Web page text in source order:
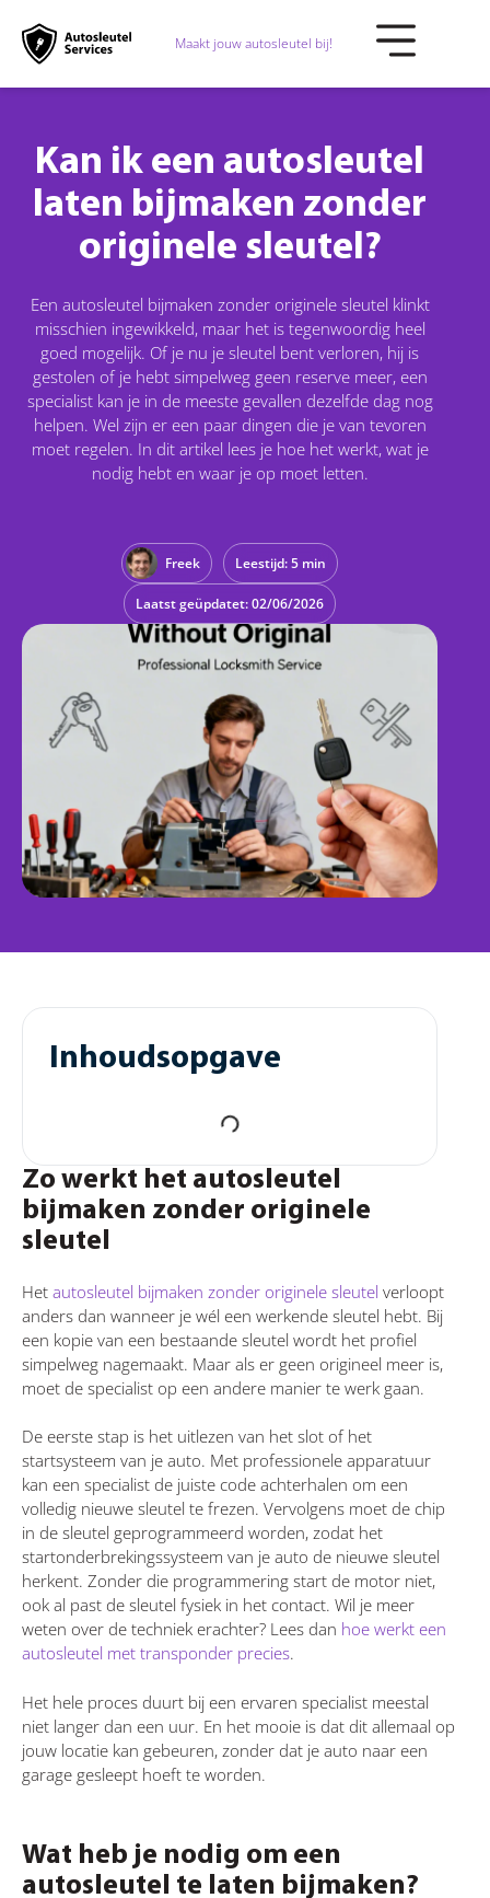
Maakt jouw autosleutel bij!
Kan ik een autosleutel
laten bijmaken zonder
originele sleutel?
Een autosleutel bijmaken zonder originele sleutel klinkt
misschien ingewikkeld, maar het is tegenwoordig heel
goed mogelijk. Of je nu je sleutel bent verloren, hij is
gestolen of je hebt simpelweg geen reserve meer, een
specialist kan je in de meeste gevallen dezelfde dag nog
helpen. Wel zijn er een paar dingen die je van tevoren
moet regelen. In dit artikel lees je hoe het werkt, wat je
nodig hebt en waar je op moet letten.
Freek Leestijd: 5 min
Laatst geüpdatet: 02/06/2026
Zo werkt het autosleutel
bijmaken zonder originele
sleutel
Het autosleutel bijmaken zonder originele sleutel verloopt
anders dan wanneer je wél een werkende sleutel hebt. Bij
een kopie van een bestaande sleutel wordt het profiel
simpelweg nagemaakt. Maar als er geen origineel meer is,
moet de specialist op een andere manier te werk gaan.
De eerste stap is het uitlezen van het slot of het
startsysteem van je auto. Met professionele apparatuur
kan een specialist de juiste code achterhalen om een
volledig nieuwe sleutel te frezen. Vervolgens moet de chip
in de sleutel geprogrammeerd worden, zodat het
startonderbrekingssysteem van je auto de nieuwe sleutel
herkent. Zonder die programmering start de motor niet,
ook al past de sleutel fysiek in het contact. Wil je meer
weten over de techniek erachter? Lees dan hoe werkt een
autosleutel met transponder precies.
Het hele proces duurt bij een ervaren specialist meestal
niet langer dan een uur. En het mooie is dat dit allemaal op
jouw locatie kan gebeuren, zonder dat je auto naar een
garage gesleept hoeft te worden.
Wat heb je nodig om een
autosleutel te laten bijmaken?
Inhoudsopgave